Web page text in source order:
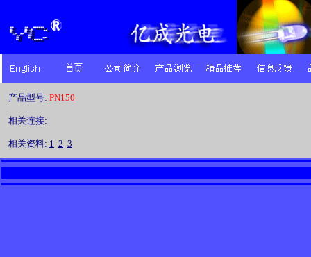
产品型号: PN150
相关连接:
相关资料: 1 2 3